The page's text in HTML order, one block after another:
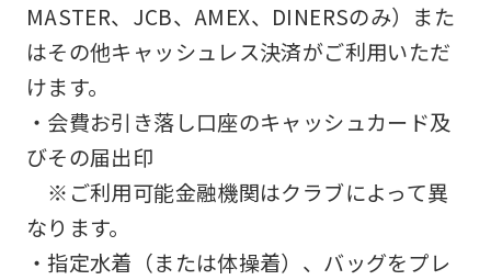
MASTER、JCB、AMEX、DINERSのみ）また
はその他キャッシュレス決済がご利用いただ
けます。
・会費お引き落し口座のキャッシュカード及
びその届出印
※ご利用可能金融機関はクラブによって異
なります。
・指定水着（または体操着）、バッグをプレ